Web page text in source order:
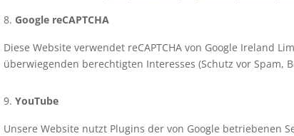
Google reCAPTCHA
Diese Website verwendet reCAPTCHA von Google Ireland
überwiegenden berechtigten Interesses (Schutz vor
YouTube
Unsere Website nutzt Plugins der von Google betriebenen